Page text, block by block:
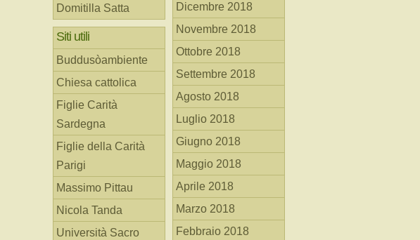
Domitilla Satta
Siti utili
Buddusòambiente
Chiesa cattolica
Figlie Carità
Sardegna
Figlie della Carità
Parigi
Massimo Pittau
Nicola Tanda
Università Sacro
Dicembre 2018
Novembre 2018
Ottobre 2018
Settembre 2018
Agosto 2018
Luglio 2018
Giugno 2018
Maggio 2018
Aprile 2018
Marzo 2018
Febbraio 2018